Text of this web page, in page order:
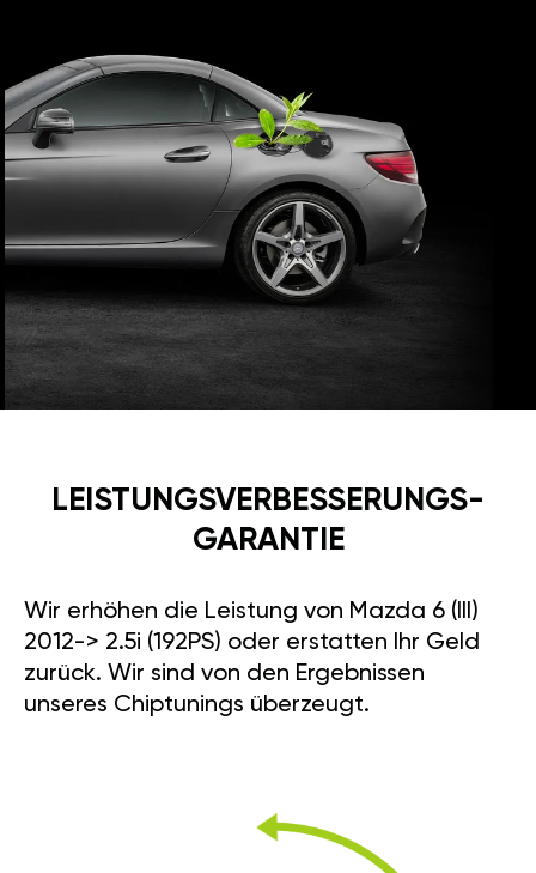
LEISTUNGSVERBESSE­RUNGS­
GARANTIE
Wir erhöhen die Leistung von Mazda 6 (III)
2012-> 2.5i (192PS) oder erstatten Ihr Geld
zurück. Wir sind von den Ergebnissen
unseres Chiptunings überzeugt.